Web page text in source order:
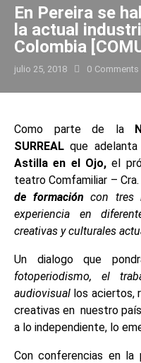
En Pereira se
la actual
Colombia
julio 25, 2018 0 Comments
Como parte de la
SURREAL que
Astilla en el Ojo,el
teatro Comfamiliar –
de formación con tres
experiencia en
creativas y culturales
Un dialogo que
fotoperiodismo, el
audiovisual los aciertos,
creativas en nuestro
a lo independiente, lo
Con conferencias en la